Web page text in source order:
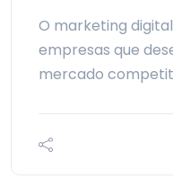
O marketing
empresas que
mercado